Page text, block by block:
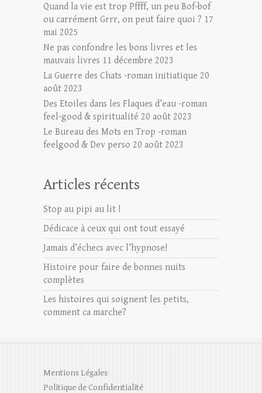
Quand la vie est trop Pffff, un peu Bof-bof
ou carrément Grrr, on peut faire quoi ? 17
mai 2025
Ne pas confondre les bons livres et les
mauvais livres 11 décembre 2023
La Guerre des Chats -roman initiatique 20
août 2023
Des Etoiles dans les Flaques d’eau -roman
feel-good & spiritualité 20 août 2023
Le Bureau des Mots en Trop -roman
feelgood & Dev perso 20 août 2023
Articles récents
Stop au pipi au lit !
Dédicace à ceux qui ont tout essayé
Jamais d’échecs avec l’hypnose!
Histoire pour faire de bonnes nuits
complètes
Les histoires qui soignent les petits,
comment ca marche?
Mentions Légales
Politique de Confidentialité